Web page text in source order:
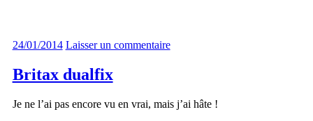
24/01/2014 Laisser un commentaire
Britax dualfix
Je ne l’ai pas encore vu en vrai, mais j’ai hâte !